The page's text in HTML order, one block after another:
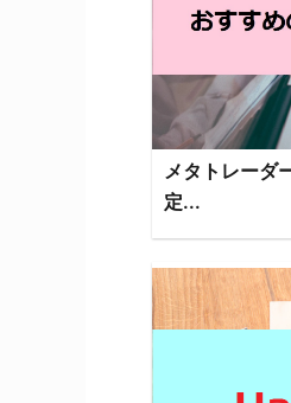
メタトレーダ
定...